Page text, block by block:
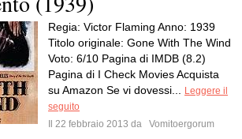
Regia: Victor Flaming Anno: 1939
Titolo originale: Gone With The Wind
Voto: 6/10 Pagina di IMDB (8.2)
Pagina di I Check Movies Acquista
su Amazon Se vi dovessi...
Leggere il
seguito
Il 22 febbraio 2013 da
Vomitoergorum